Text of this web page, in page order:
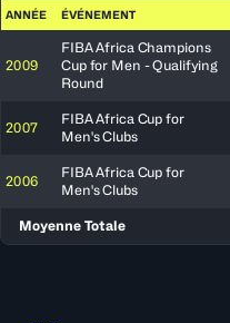
ANNÉE ÉVÉNEMENT
2009
FIBA Africa Champions
Cup for Men - Qualifying
Round
2007
FIBA Africa Cup for
Men's Clubs
2006
FIBA Africa Cup for
Men's Clubs
Moyenne Totale